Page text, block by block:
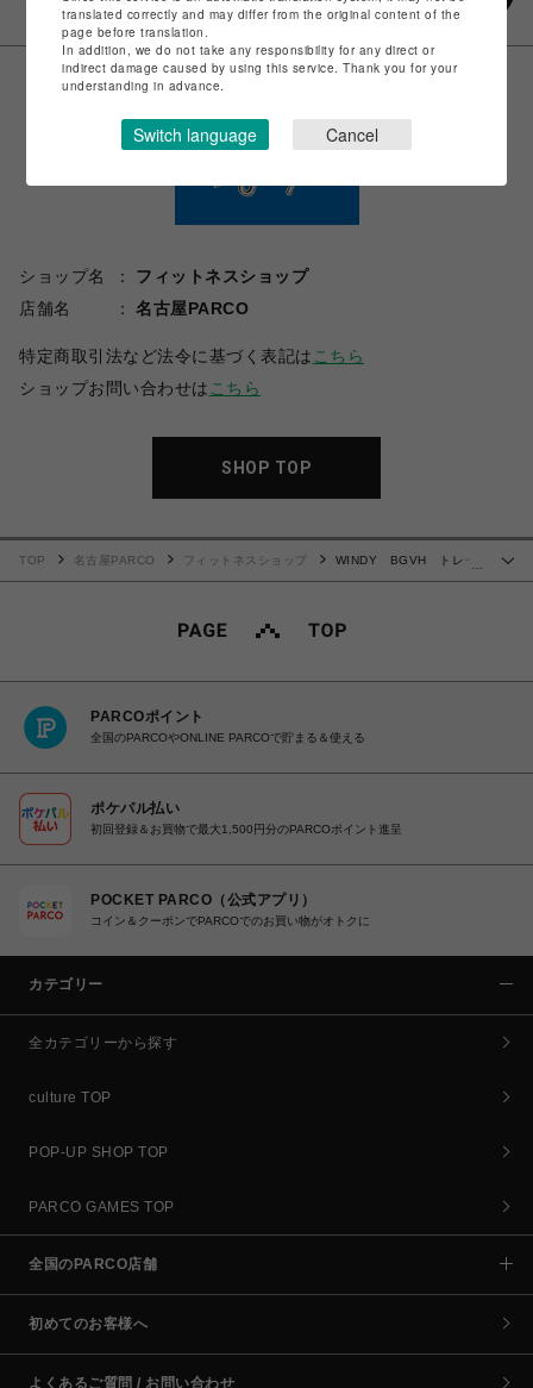
ショップ名
フィットネスショップ
店舗名
名古屋PARCO
特定商取引法など法令に基づく表記は こちら
ショップお問い合わせは こちら
SHOP TOP
TOP 名古屋PARCO フィットネスショップ
WINDY BGVH トレー
PARCOポイント
全国のPARCOやONLINE PARCOで貯まる＆使える
ポケパル払い
初回登録＆お買物で最大1,500円分のPARCOポイント進呈
POCKET PARCO（公式アプリ）
コイン＆クーポンでPARCOでのお買い物がオトクに
カテゴリー
全カテゴリーから探す
culture TOP
POP-UP SHOP TOP
PARCO GAMES TOP
全国のPARCO店舗
初めてのお客様へ
よくあるご質問 / お問い合わせ
translated correctly and may differ from the original content of the
page before translation.
In addition, we do not take any responsibility for any direct or
indirect damage caused by using this service. Thank you for your
understanding in advance.
Switch language Cancel